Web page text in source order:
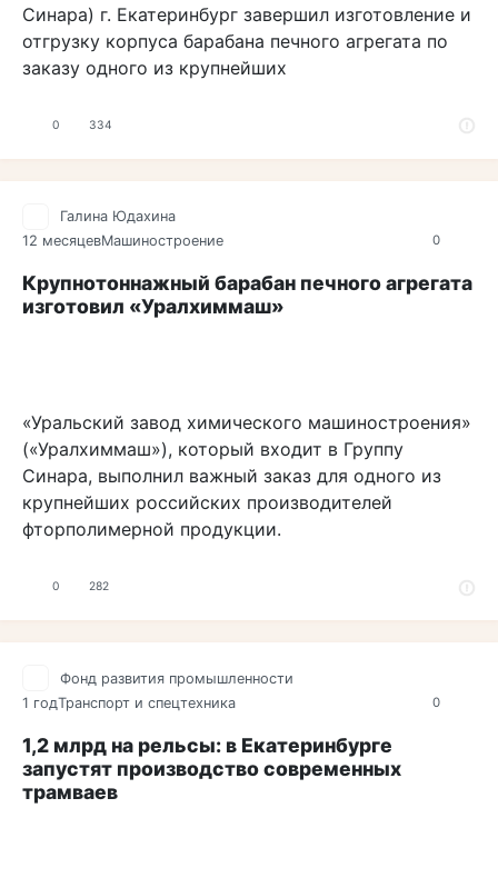
Синара) г. Екатеринбург завершил изготовление и
отгрузку корпуса барабана печного агрегата по
заказу одного из крупнейших
0 334
0
Галина Юдахина
12 месяцевМашиностроение
Крупнотоннажный барабан печного агрегата
изготовил «Уралхиммаш»
«Уральский завод химического машиностроения»
(«Уралхиммаш»), который входит в Группу
Синара, выполнил важный заказ для одного из
крупнейших российских производителей
фторполимерной продукции.
0 282
0
Фонд развития промышленности
1 годТранспорт и спецтехника
1,2 млрд на рельсы: в Екатеринбурге
запустят производство современных
трамваев